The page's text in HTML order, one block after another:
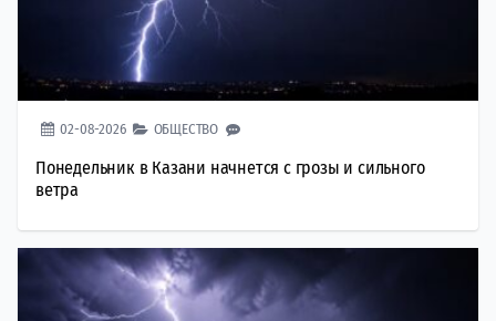
02-08-2026 ОБЩЕСТВО
Понедельник в Казани начнется с грозы и сильного
ветра